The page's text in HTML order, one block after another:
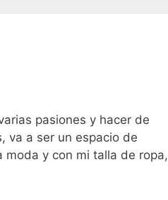
pasiones y hacer de
va a ser un espacio de
moda y con mi talla de ropa,